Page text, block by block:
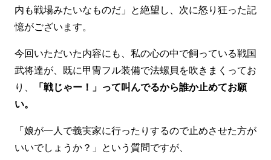
内も戦場みたいなものだ」と絶望し、次に怒り狂った記
憶がございます。
今回いただいた内容にも、私の心の中で飼っている戦国
武将達が、既に甲冑フル装備で法螺貝を吹きまくってお
り、
「戦じゃー！」って叫んでるから誰か止めてお願
い。
「娘が一人で義実家に行ったりするので止めさせた方が
いいでしょうか？」という質問ですが、